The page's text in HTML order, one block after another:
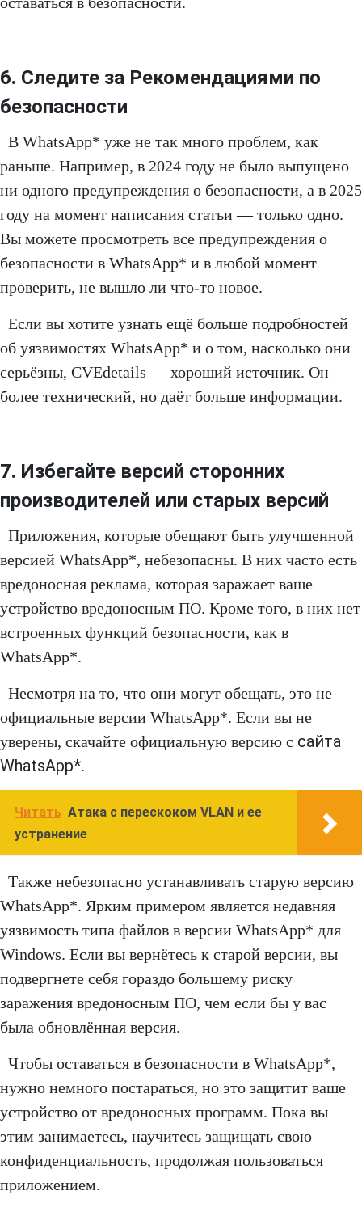
6. Следите за Рекомендациями по
безопасности
В WhatsApp* уже не так много проблем, как
раньше. Например, в 2024 году не было выпущено
ни одного предупреждения о безопасности, а в 2025
году на момент написания статьи — только одно.
Вы можете просмотреть все предупреждения о
безопасности в WhatsApp* и в любой момент
проверить, не вышло ли что-то новое.
Если вы хотите узнать ещё больше подробностей
об уязвимостях WhatsApp* и о том, насколько они
серьёзны, CVEdetails — хороший источник. Он
более технический, но даёт больше информации.
7. Избегайте версий сторонних
производителей или старых версий
Приложения, которые обещают быть улучшенной
версией WhatsApp*, небезопасны. В них часто есть
вредоносная реклама, которая заражает ваше
устройство вредоносным ПО. Кроме того, в них нет
встроенных функций безопасности, как в
WhatsApp*.
Несмотря на то, что они могут обещать, это не
официальные версии WhatsApp*. Если вы не
уверены, скачайте официальную версию с сайта
WhatsApp*.
Читать Атака с перескоком VLAN и ее
устранение
Также небезопасно устанавливать старую версию
WhatsApp*. Ярким примером является недавняя
уязвимость типа файлов в версии WhatsApp* для
Windows. Если вы вернётесь к старой версии, вы
подвергнете себя гораздо большему риску
заражения вредоносным ПО, чем если бы у вас
была обновлённая версия.
Чтобы оставаться в безопасности в WhatsApp*,
нужно немного постараться, но это защитит ваше
устройство от вредоносных программ. Пока вы
этим занимаетесь, научитесь защищать свою
конфиденциальность, продолжая пользоваться
приложением.